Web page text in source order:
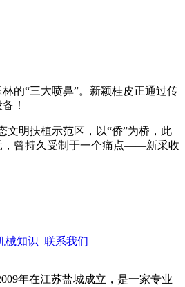
的“三大喷鼻”。新颖桂皮正通过传
！
明扶植示范区，以“侨”为桥，此
，曾持久受制于一个痛点——新采收
械知识 联系我们
年在江苏盐城成立，是一家专业